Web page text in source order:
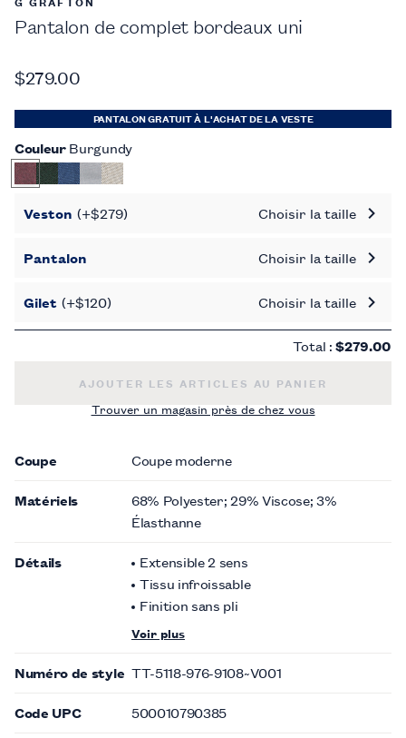
Pantalon de complet bordeaux uni
$279.00
PANTALON GRATUIT À L'ACHAT DE LA VESTE
Couleur Burgundy
Veston (+$279) Choisir la taille
Pantalon Choisir la taille
Gilet (+$120) Choisir la taille
Total :$279.00
PANTALON DE COMPLET BORDEAUX UNI -
AJOUTER LES ARTICLES AU PANIER
Trouver un magasin près de chez vous
Coupe Coupe moderne
Matériels
68% Polyester; 29% Viscose; 3%
Élasthanne
Détails
Extensible 2 sens
Tissu infroissable
Finition sans pli
Voir plus
Numéro de style TT-5118-976-9108~V001
Code UPC 500010790385